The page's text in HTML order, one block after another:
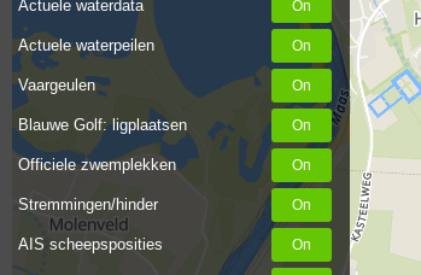
Actuele waterdata
Actuele waterpeilen
Vaargeulen
Blauwe Golf: ligplaatsen
Officiele zwemplekken
Stremmingen/hinder
AIS scheepsposities